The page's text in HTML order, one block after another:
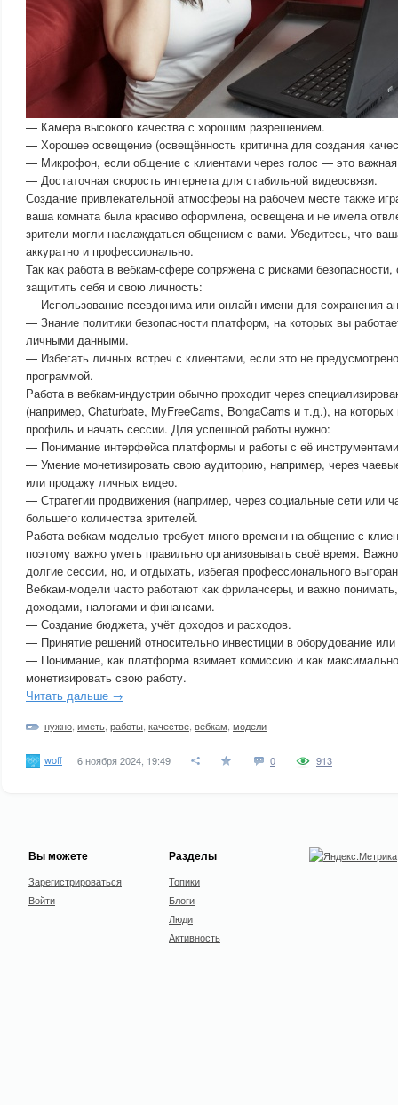
— Камера высокого качества с хорошим разрешением.
— Хорошее освещение (освещённость критична для создания
— Микрофон, если общение с клиентами через голос — это важная
— Достаточная скорость интернета для стабильной видеосвязи.
Создание привлекательной атмосферы на рабочем месте также
ваша комната была красиво оформлена, освещена и не имела
зрители могли наслаждаться общением с вами. Убедитесь, что
аккуратно и профессионально.
Так как работа в вебкам-сфере сопряжена с рисками
защитить себя и свою личность:
— Использование псевдонима или онлайн-имени для сохранения
— Знание политики безопасности платформ, на которых вы
личными данными.
— Избегать личных встреч с клиентами, если это не
программой.
Работа в вебкам-индустрии обычно проходит через
(например, Chaturbate, MyFreeCams, BongaCams и т.д.), на
профиль и начать сессии. Для успешной работы нужно:
— Понимание интерфейса платформы и работы с её
— Умение монетизировать свою аудиторию, например, через
или продажу личных видео.
— Стратегии продвижения (например, через социальные сети или
большего количества зрителей.
Работа вебкам-моделью требует много времени на общение с
поэтому важно уметь правильно организовывать своё время.
долгие сессии, но, и отдыхать, избегая профессионального
Вебкам-модели часто работают как фрилансеры, и важно
доходами, налогами и финансами.
— Создание бюджета, учёт доходов и расходов.
— Принятие решений относительно инвестиции в оборудование или
— Понимание, как платформа взимает комиссию и как
монетизировать свою работу.
Читать дальше →
нужно иметь работы качестве вебкам модели
woff 6 ноября 2024, 19:49 0 913
Вы можете
Зарегистрироваться
Войти
Разделы
Топики
Блоги
Люди
Активность